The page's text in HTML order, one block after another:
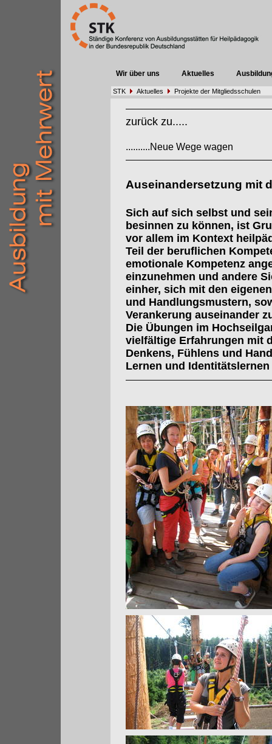
Wir über uns Aktuelles
STK Aktuelles Projekte der Mitgliedsschulen
zurück zu.....
..........Neue Wege wagen
Auseinandersetzung mit
Sich auf sich selbst und
besinnen zu können, ist
vor allem im Kontext
Teil der beruflichen
emotionale Kompetenz
einzunehmen und andere
einher, sich mit den
und Handlungsmustern,
Verankerung auseinander
Die Übungen im
vielfältige Erfahrungen mit
Denkens, Fühlens und
Lernen und Identitätslernen